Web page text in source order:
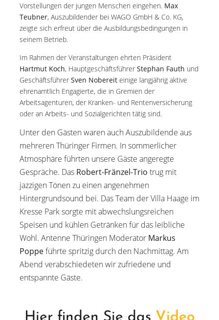
Vorstellungen der jungen Menschen eingehen. Max
Teubner, Auszubildender bei WAGO GmbH & Co. KG,
zeigte sich erfreut über die Ausbildungsbedingungen in
seinem Betrieb.
Im Rahmen der Veranstaltungen ehrten Präsident
Hartmut Koch, Hauptgeschäftsführer Stephan Fauth und
Geschäftsführer Sven Nobereit einige langjährig aktive
ehrenamtlich Engagierte, die in Gremien der
Arbeitsagenturen, der Kranken- und Rentenversicherung
oder an Arbeits- und Sozialgerichten tätig sind.
Unter den Gästen waren auch Auszubildende aus
mehreren Thüringer Firmen. In sommerlicher
Atmosphäre führten unsere Gäste angeregte
Gespräche. Das Robert-Fränzel-Trio trug mit
jazzigen Tönen zu einen angenehmen
Hintergrundsound bei. Das Team der Villa Haage im
Kresse Park sorgte mit abwechslungsreichen
Speisen und kühlen Getränken für das leibliche
Wohl. Antenne Thüringen Moderator Markus
Poppeführte spritzig durch den Nachmittag. Am
Abend verabschiedeten wir zufriedene und
entspannte Gäste.